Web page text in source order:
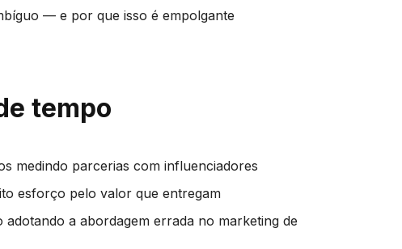
— e por que isso é empolgante
tempo
medindo parcerias com influenciadores
esforço pelo valor que entregam
a abordagem errada no marketing de